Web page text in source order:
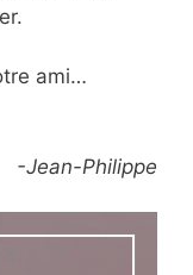
ami…
-Jean-Philippe